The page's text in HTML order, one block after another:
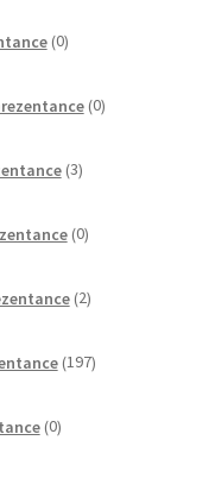
0izdelkov
0izdelkov
3izdelki
0izdelkov
2izdelka
197izdelkov
0izdelkov